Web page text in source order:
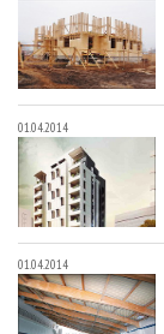
01.04.2014
01.04.2014